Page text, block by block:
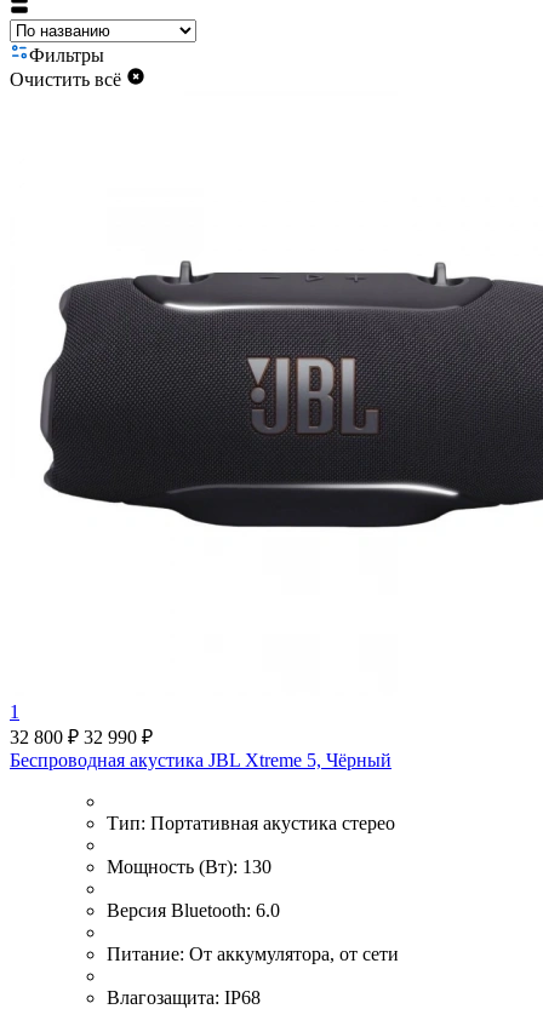
Фильтры
Очистить всё
1
32 800 ₽ 32 990 ₽
Беспроводная акустика JBL Xtreme 5, Чёрный
Тип: Портативная акустика стерео
Мощность (Вт): 130
Версия Bluetooth: 6.0
Питание: От аккумулятора, от сети
Влагозащита: IP68